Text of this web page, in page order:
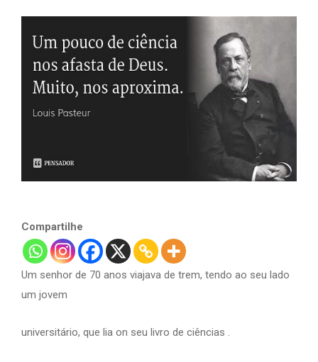
Compartilhe
Um senhor de 70 anos viajava de trem, tendo ao seu lado
um jovem
universitário, que lia on seu livro de ciências .